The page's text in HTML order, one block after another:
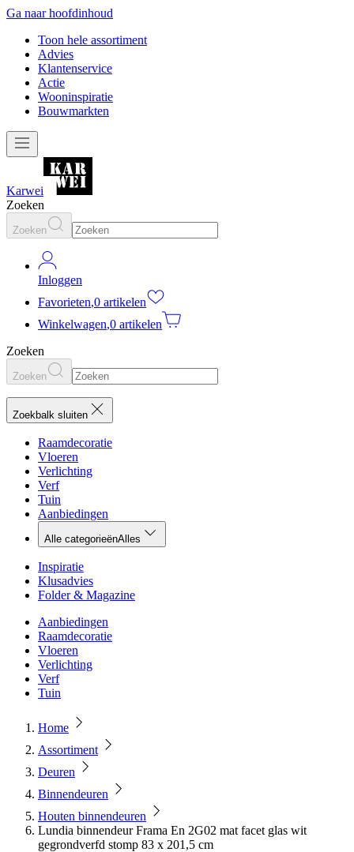
Ga naar hoofdinhoud
Toon hele assortiment
Advies
Klantenservice
Actie
Wooninspiratie
Bouwmarkten
Karwei
Zoeken
Zoeken
Inloggen
Favorieten,0 artikelen
Winkelwagen,0 artikelen
Zoeken
Zoeken
Zoekbalk sluiten
Raamdecoratie
Vloeren
Verlichting
Verf
Tuin
Aanbiedingen
Alle categorieënAlles
Inspiratie
Klusadvies
Folder & Magazine
Aanbiedingen
Raamdecoratie
Vloeren
Verlichting
Verf
Tuin
Home
Assortiment
Deuren
Binnendeuren
Houten binnendeuren
Lundia binnendeur Frama En 2G02 mat facet glas wit
gegrondverfd stomp 83 x 201,5 cm